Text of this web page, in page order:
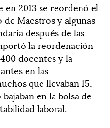
en 2013 se reordenó el
Maestros y algunas
después de las
la reordenación
docentes y la
en las
que llevaban 15,
en la bolsa de
laboral.